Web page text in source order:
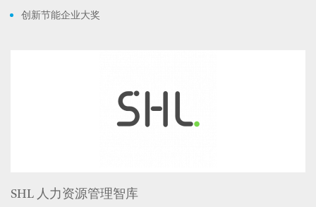
创新节能企业大奖
SHL 人力资源管理智库